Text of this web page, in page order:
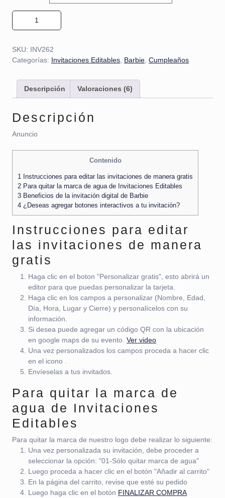
Invitación de Barbie 01 cantidad
SKU: INV262
Categorías: Invitaciones Editables Barbie Cumpleaños
Descripción Valoraciones (6)
Descripción
Anuncio
Contenido
1
Instrucciones para editar las invitaciones de manera gratis
2 Para quitar la marca de agua de Invitaciones Editables
3 Beneficios de la invitación digital de Barbie
4 ¿Deseas agregar botones interactivos a tu invitación?
Instrucciones para editar
las invitaciones de manera
gratis
Haga clic en el boton "Personalizar gratis", esto abrirá un
editor para que puedas personalizar la tarjeta.
Haga clic en los campos a personalizar (Nombre, Edad,
Día, Hora, Lugar y Cierre) y personalícelos con su
información.
Si desea puede agregar un código QR con la ubicación
en google maps de su evento. Ver video
Una vez personalizados los campos proceda a hacer clic
en el icono
Envíeselas a tus invitados.
Para quitar la marca de
agua de Invitaciones
Editables
Para quitar la marca de nuestro logo debe realizar lo siguiente:
Una vez personalizada su invitación, debe proceder a
seleccionar la opción: "01-Sólo quitar marca de agua"
Luego proceda a hacer clic en el botón "Añadir al carrito"
En la página del carrito, revise que esté su pedido
Luego haga clic en el botón FINALIZAR COMPRA